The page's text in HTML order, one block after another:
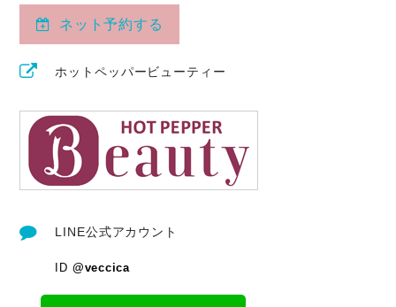
ネット予約する
ホットペッパービューティー
LINE公式アカウント
ID @veccica